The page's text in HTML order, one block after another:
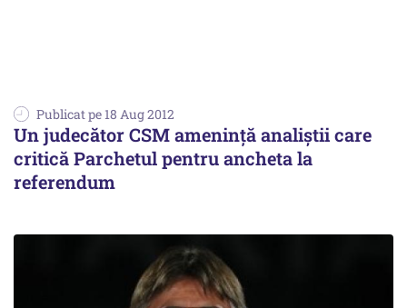
Publicat pe 18 Aug 2012
Un judecător CSM amenință analiștii care
critică Parchetul pentru ancheta la
referendum